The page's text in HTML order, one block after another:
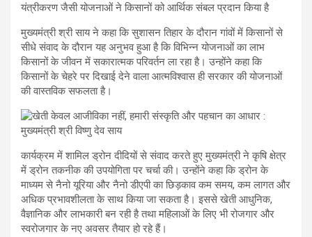
यंत्रीकरण जैसी योजनाओं ने किसानों को आर्थिक संबल प्रदान किया है
मुख्यमंत्री श्री साय ने कहा कि सुशासन तिहार के दौरान गांवों में किसानों से
सीधे संवाद के दौरान यह अनुभव हुआ है कि विभिन्न योजनाओं का लाभ
किसानों के जीवन में सकारात्मक परिवर्तन ला रहा है। उन्होंने कहा कि
किसानों के चेहरे पर दिखाई देने वाला आत्मविश्वास ही सरकार की योजनाओं
की वास्तविक सफलता है।
कार्यक्रम में शामिल ड्रोन दीदियों से संवाद करते हुए मुख्यमंत्री ने कृषि क्षेत्र
में ड्रोन तकनीक की उपयोगिता पर चर्चा की। उन्होंने कहा कि ड्रोन के
माध्यम से नैनो यूरिया और नैनो डीएपी का छिड़काव कम समय, कम लागत और
अधिक प्रभावशीलता के साथ किया जा सकता है। इससे खेती आधुनिक,
वैज्ञानिक और लाभकारी बन रही है तथा महिलाओं के लिए भी रोजगार और
स्वरोजगार के नए अवसर तैयार हो रहे हैं।